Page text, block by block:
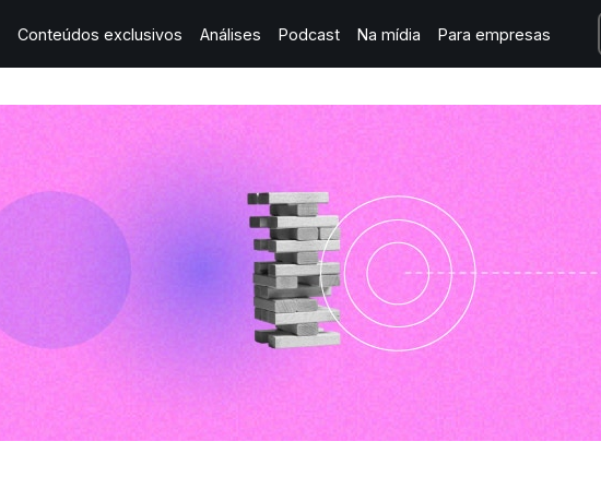
Conteúdos exclusivos Análises Podcast Na mídia Para empresas